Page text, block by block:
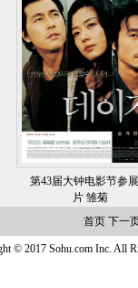
第43届大钟电影节参
片 雏菊
首页 下一
© 2017 Sohu.com Inc. All